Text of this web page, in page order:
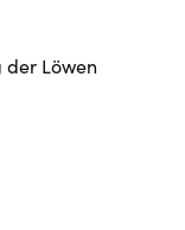
der Löwen